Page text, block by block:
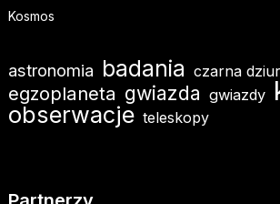
Kosmos
astronomia badania czarna
egzoplaneta gwiazda gwiazdy
obserwacje teleskopy